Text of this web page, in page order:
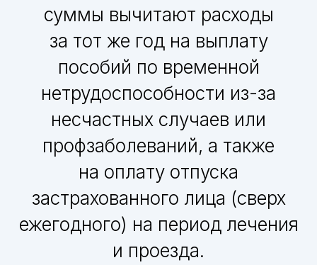
суммы вычитают расходы
за тот же год на выплату
пособий по временной
нетрудоспособности из-за
несчастных случаев или
профзаболеваний, а также
на оплату отпуска
застрахованного лица (сверх
ежегодного) на период лечения
и проезда.